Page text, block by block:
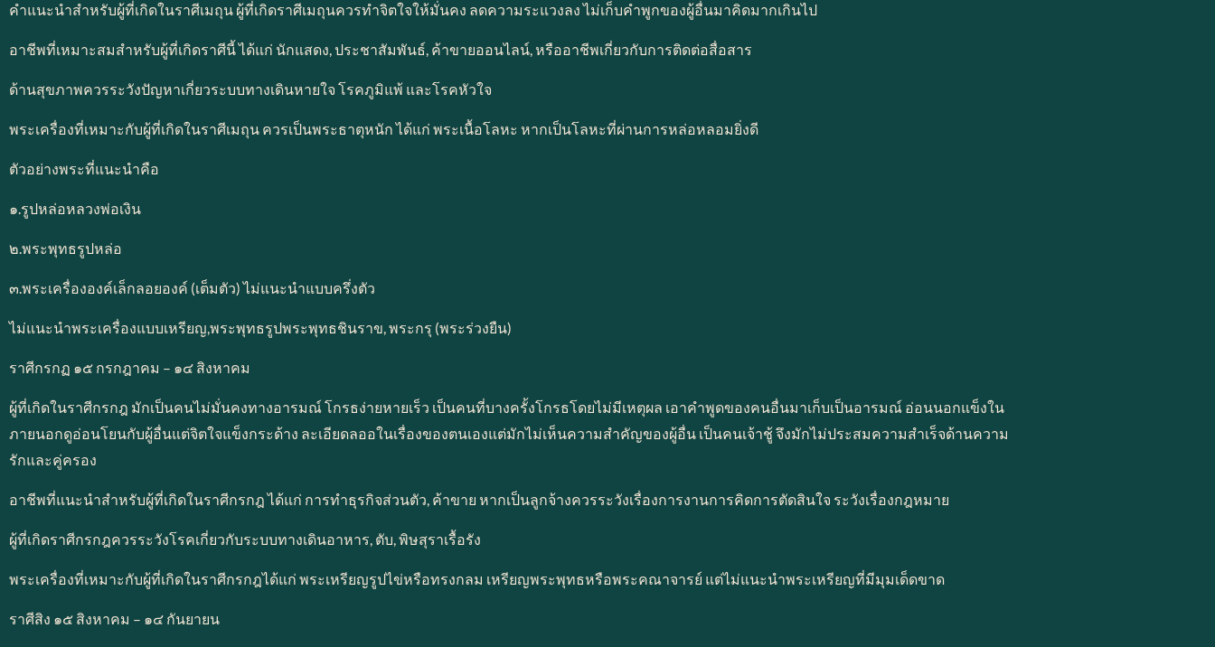
คำแนะนำสำหรับผู้ที่เกิดในราศีเมถุน ผู้ที่เกิดราศีเมถุนควรทำจิตใจให้มั่นคง ลดความระแวงลง ไม่เก็บคำพูกของผู้อื่นมาคิดมากเกินไป
อาชีพที่เหมาะสมสำหรับผู้ที่เกิดราศีนี้ ได้แก่ นักแสดง, ประชาสัมพันธ์, ค้าขายออนไลน์, หรืออาชีพเกี่ยวกับการติดต่อสื่อสาร
ด้านสุขภาพควรระวังปัญหาเกี่ยวระบบทางเดินหายใจ โรคภูมิแพ้ และโรคหัวใจ
พระเครื่องที่เหมาะกับผู้ที่เกิดในราศีเมถุน ควรเป็นพระธาตุหนัก ได้แก่ พระเนื้อโลหะ หากเป็นโลหะที่ผ่านการหล่อหลอมยิ่งดี
ตัวอย่างพระที่แนะนำคือ
๑.รูปหล่อหลวงพ่อเงิน
๒.พระพุทธรูปหล่อ
๓.พระเครื่ององค์เล็กลอยองค์ (เต็มตัว) ไม่แนะนำแบบครึ่งตัว
ไม่แนะนำพระเครื่องแบบเหรียญ,พระพุทธรูปพระพุทธชินราข, พระกรุ (พระร่วงยืน)
ราศีกรกฏ ๑๕ กรกฎาคม – ๑๔ สิงหาคม
ผู้ที่เกิดในราศีกรกฎ มักเป็นคนไม่มั่นคงทางอารมณ์ โกรธง่ายหายเร็ว เป็นคนที่บางครั้งโกรธโดยไม่มีเหตุผล เอาคำพูดของคนอื่นมาเก็บเป็นอารมณ์ อ่อนนอกแข็งใน
ภายนอกดูอ่อนโยนกับผู้อื่นแต่จิตใจแข็งกระด้าง ละเอียดลออในเรื่องของตนเองแต่มักไม่เห็นความสำคัญของผู้อื่น เป็นคนเจ้าชู้ จึงมักไม่ประสมความสำเร็จด้านความ
รักและคู่ครอง
อาชีพที่แนะนำสำหรับผู้ที่เกิดในราศีกรกฎ ได้แก่ การทำธุรกิจส่วนตัว, ค้าขาย หากเป็นลูกจ้างควรระวังเรื่องการงานการคิดการตัดสินใจ ระวังเรื่องกฎหมาย
ผู้ที่เกิดราศีกรกฎควรระวังโรคเกี่ยวกับระบบทางเดินอาหาร, ตับ, พิษสุราเรื้อรัง
พระเครื่องที่เหมาะกับผู้ที่เกิดในราศีกรกฎได้แก่ พระเหรียญรูปไข่หรือทรงกลม เหรียญพระพุทธหรือพระคณาจารย์ แต่ไม่แนะนำพระเหรียญที่มีมุมเด็ดขาด
ราศีสิง ๑๕ สิงหาคม – ๑๔ กันยายน